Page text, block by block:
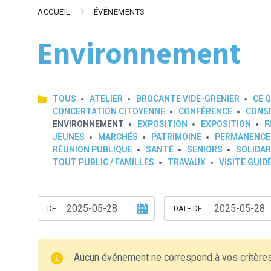
ACCUEIL ÉVÉNEMENTS
Environnement
TOUS ATELIER BROCANTE VIDE-GRENIER CE
CONCERTATION CITOYENNE
CONFÉRENCE
ENVIRONNEMENT
EXPOSITION EXPOSITION
JEUNES
MARCHÉS PATRIMOINE
RÉUNION PUBLIQUE
SANTÉ SENIORS
TOUT PUBLIC / FAMILLES
TRAVAUX VISITE
DE: DATE DE :
Aucun événement ne correspond à vos